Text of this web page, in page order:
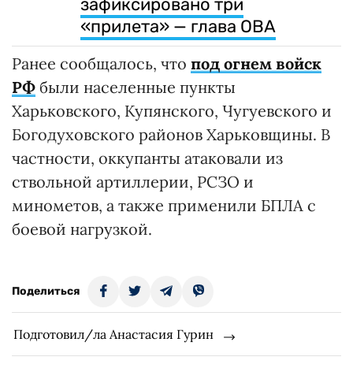
зафиксировано три
«прилета» — глава ОВА
Ранее сообщалось, что под огнем войск
РФ были населенные пункты
Харьковского, Купянского, Чугуевского и
Богодуховского районов Харьковщины. В
частности, оккупанты атаковали из
ствольной артиллерии, РСЗО и
минометов, а также применили БПЛА с
боевой нагрузкой.
Поделиться
Подготовил/ла Анастасия Гурин